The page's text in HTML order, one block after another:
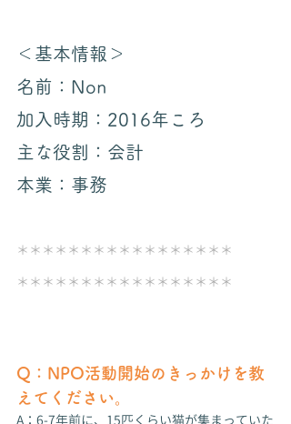
＜基本情報＞
名前：Non
加入時期：2016年ころ
主な役割：会計
本業：事務
＊＊＊＊＊＊＊＊＊＊＊＊＊＊＊＊＊
＊＊＊＊＊＊＊＊＊＊＊＊＊＊＊＊＊
Q：NPO活動開始のきっかけを教
えてください。
A：6-7年前に、15匹くらい猫が集まっていた